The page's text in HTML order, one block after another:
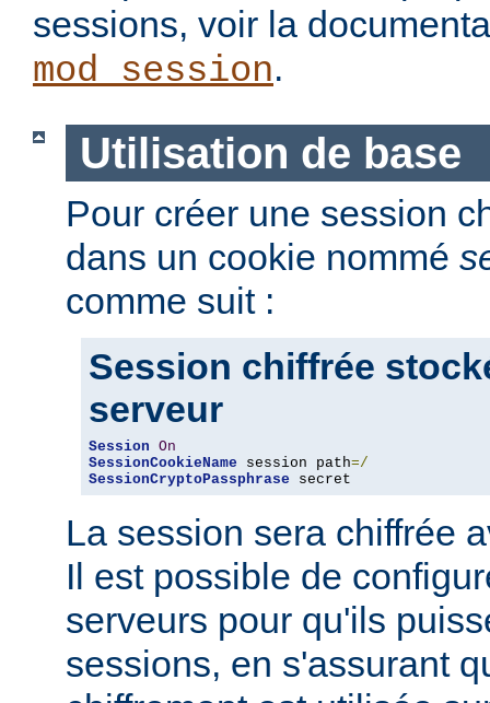
sessions, voir la
mod_session.
Utilisation de base
Pour créer une session
dans un cookie nommé
comme suit :
Session chiffrée
serveur
Session On
SessionCookieName session path=/
SessionCryptoPassphrase secret
La session sera chiffrée
Il est possible de
serveurs pour qu'ils
sessions, en s'assurant